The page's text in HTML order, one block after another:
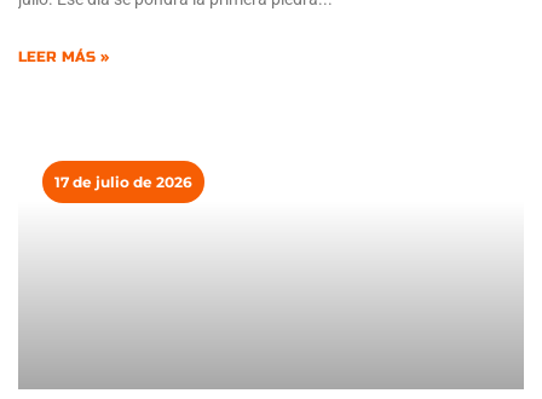
LEER MÁS »
17 de julio de 2026